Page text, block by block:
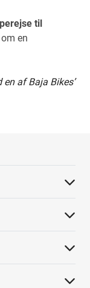
til
en
af Baja Bikes’